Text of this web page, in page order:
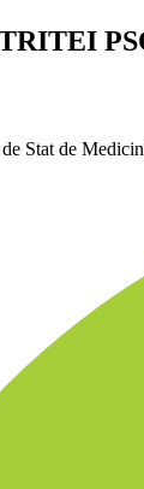
Stat de